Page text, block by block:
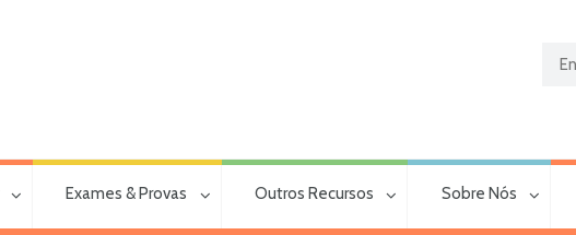
Exames & Provas Outros Recursos Sobre Nós